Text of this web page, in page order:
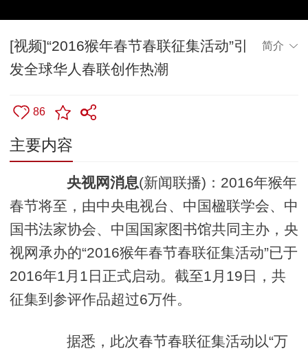
[视频]“2016猴年春节春联征集活动”引
发全球华人春联创作热潮
简介
86
主要内容
央视网消息(新闻联播)：2016年猴年
春节将至，由中央电视台、中国楹联学会、中
国书法家协会、中国国家图书馆共同主办，央
视网承办的“2016猴年春节春联征集活动”已于
2016年1月1日正式启动。截至1月19日，共
征集到参评作品超过6万件。
据悉，此次春节春联征集活动以“万